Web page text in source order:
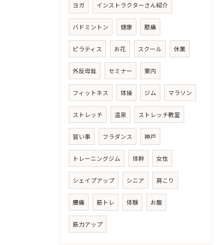
ヨガ インストラクターさん紹介
バドミントン 健康 膝痛
ピラティス お花 スクール 休業
外反母趾 セミナー 案内
フィットネス 体操 ジム マラソン
ストレッチ 温泉 ストレッチ教室
習い事 フラダンス 神戸
トレーニングジム 体幹 女性
シェイプアップ シニア 肩こり
腰痛 筋トレ 体験 お腹
筋力アップ